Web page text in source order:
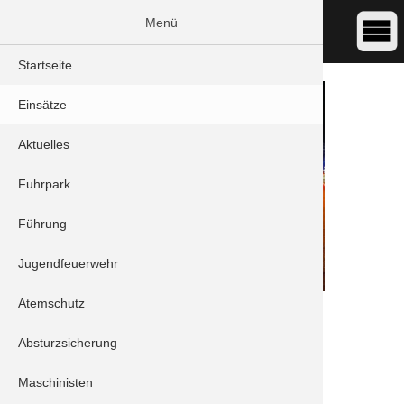
DATUM:
ART:
Waidhofen - B300
Menü
Startseite
Einsätze
Aktuelles
Fuhrpark
Führung
Jugendfeuerwehr
Atemschutz
Absturzsicherung
Maschinisten